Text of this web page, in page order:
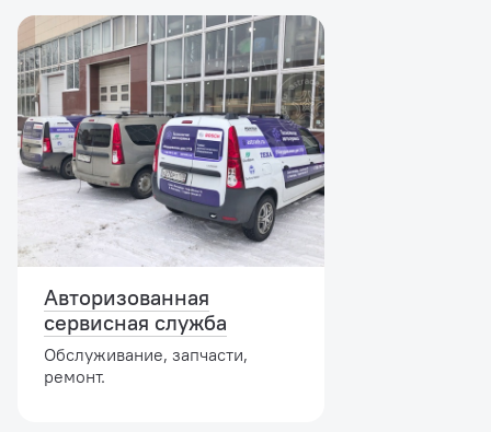
Авторизованная
сервисная служба
Обслуживание, запчасти,
ремонт.